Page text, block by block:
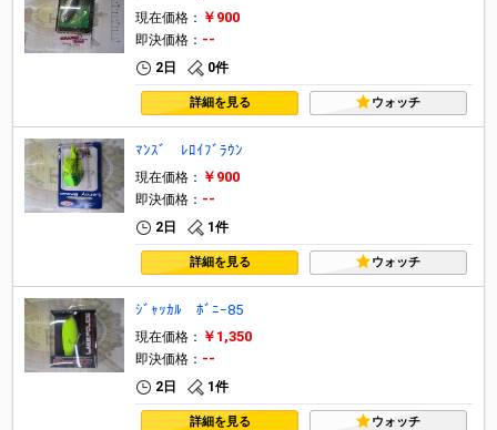
現在価格： ￥900
即決価格： --
2日 0件
詳細を見る ウォッチ
ﾏﾝｽﾞ ﾚﾛｲﾌﾞﾗｳﾝ
現在価格： ￥900
即決価格： --
2日 1件
詳細を見る ウォッチ
ｼﾞｬｯｶﾙ ﾎﾞﾆｰ85
現在価格： ￥1,350
即決価格： --
2日 1件
詳細を見る ウォッチ